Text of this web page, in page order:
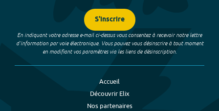
S'inscrire
En indiquant votre adresse e-mail ci-dessus vous consentez à recevoir notre lettre
d’information par voie électronique. Vous pouvez vous désinscrire à tout moment
en modifiant vos paramètres via les liens de désinscription.
Accueil
Découvrir Elix
Nos partenaires